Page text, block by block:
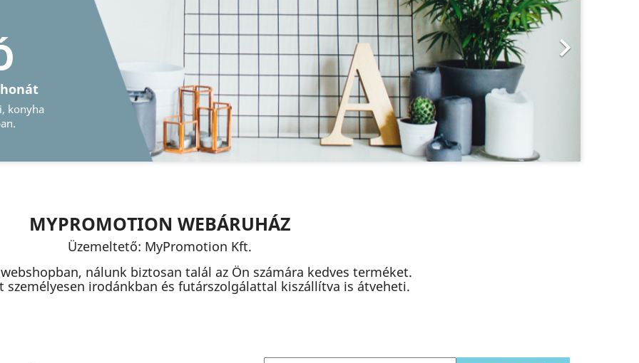
KÉPKERET
Őrizze meg emlékeit
Legyen szó hagyományos vagy digitális
képkeretről, nálunk megtalálja ezeket

MYPROMOTION WEBÁRUHÁZ
Üzemeltető: MyPromotion Kft.
nálunk biztosan talál az Ön számára kedves terméket.
személyesen irodánkban és futárszolgálattal kiszállítva is átveheti.